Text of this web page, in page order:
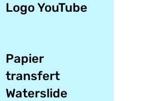
Logo YouTube
Papier
transfert
Waterslide